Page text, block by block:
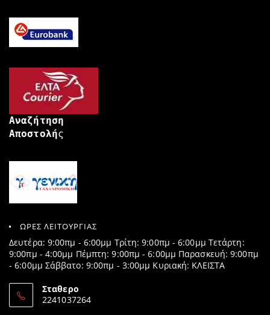
Αναζήτηση
Αποστολής
ΩΡΕΣ ΛΕΙΤΟΥΡΓΙΑΣ
Δευτέρα: 9:00πμ - 6:00μμ Τρίτη: 9:00πμ - 6:00μμ Τετάρτη:
9:00πμ - 4:00μμ Πέμπτη: 9:00πμ - 6:00μμ Παρασκευή: 9:00πμ
- 6:00μμ Σάββατο: 9:00πμ - 3:00μμ Κυριακή: ΚΛΕΙΣΤΑ
Σταθερο
2241037264